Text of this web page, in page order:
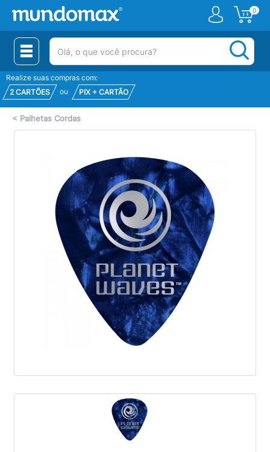
0
(pesquisar)
Realize suas compras com:
2 CARTÕES
ou PIX + CARTÃO
< Palhetas Cordas